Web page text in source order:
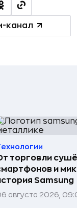
канал
торговли
и
Samsung
августа 2026,